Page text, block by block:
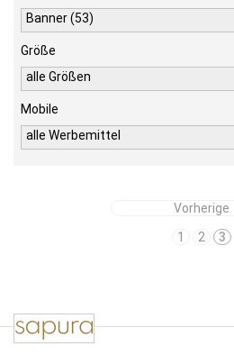
Banner (53)
Größe
alle Größen
Mobile
alle Werbemittel
Vorherige
1
2 3